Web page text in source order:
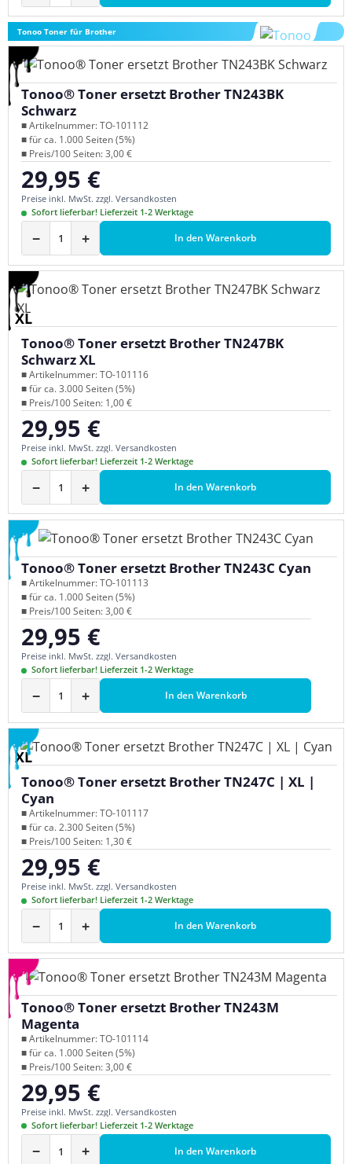
Tonoo Toner für Brother
Tonoo® Toner ersetzt Brother TN243BK
Schwarz
■ Artikelnummer: TO-101112
■ für ca. 1.000 Seiten (5%)
■ Preis/100 Seiten: 3,00 €
Regulärer Preis:
29,95 €
Preise inkl. MwSt. zzgl. Versandkosten
Sofort lieferbar! Lieferzeit 1-2 Werktage
− + In den Warenkorb
XL
Tonoo® Toner ersetzt Brother TN247BK
Schwarz XL
■ Artikelnummer: TO-101116
■ für ca. 3.000 Seiten (5%)
■ Preis/100 Seiten: 1,00 €
Regulärer Preis:
29,95 €
Preise inkl. MwSt. zzgl. Versandkosten
Sofort lieferbar! Lieferzeit 1-2 Werktage
− + In den Warenkorb
Tonoo® Toner ersetzt Brother TN243C Cyan
■ Artikelnummer: TO-101113
■ für ca. 1.000 Seiten (5%)
■ Preis/100 Seiten: 3,00 €
Regulärer Preis:
29,95 €
Preise inkl. MwSt. zzgl. Versandkosten
Sofort lieferbar! Lieferzeit 1-2 Werktage
− + In den Warenkorb
XL
Tonoo® Toner ersetzt Brother TN247C | XL |
Cyan
■ Artikelnummer: TO-101117
■ für ca. 2.300 Seiten (5%)
■ Preis/100 Seiten: 1,30 €
Regulärer Preis:
29,95 €
Preise inkl. MwSt. zzgl. Versandkosten
Sofort lieferbar! Lieferzeit 1-2 Werktage
− + In den Warenkorb
Tonoo® Toner ersetzt Brother TN243M
Magenta
■ Artikelnummer: TO-101114
■ für ca. 1.000 Seiten (5%)
■ Preis/100 Seiten: 3,00 €
Regulärer Preis:
29,95 €
Preise inkl. MwSt. zzgl. Versandkosten
Sofort lieferbar! Lieferzeit 1-2 Werktage
− + In den Warenkorb